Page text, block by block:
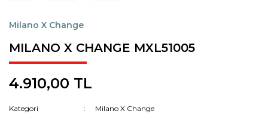
Milano X Change
MILANO X CHANGE MXL51005
4.910,00 TL
Kategori
Milano X Change